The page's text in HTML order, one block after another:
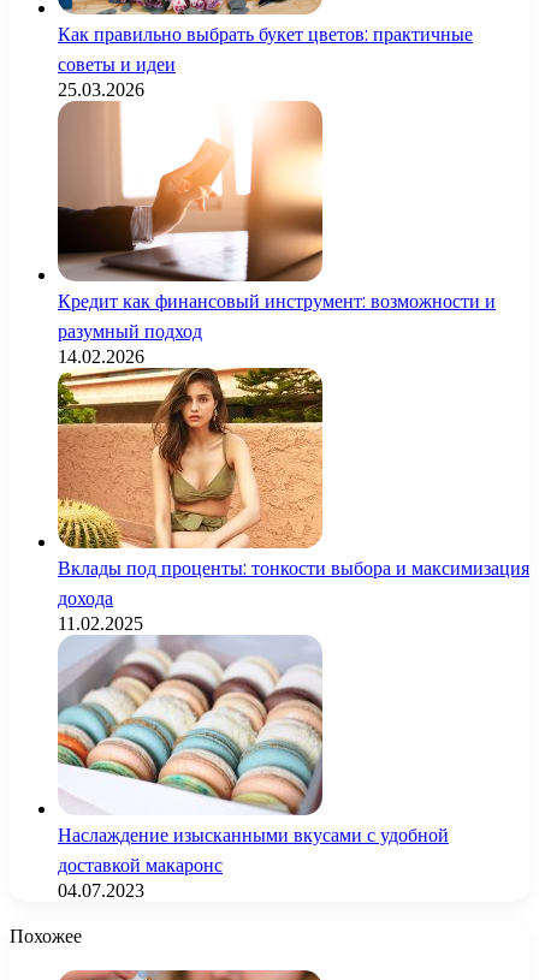
Как правильно выбрать букет цветов: практичные
советы и идеи
25.03.2026
Кредит как финансовый инструмент: возможности и
разумный подход
14.02.2026
Вклады под проценты: тонкости выбора и максимизация
дохода
11.02.2025
Наслаждение изысканными вкусами с удобной
доставкой макаронс
04.07.2023
Похожее